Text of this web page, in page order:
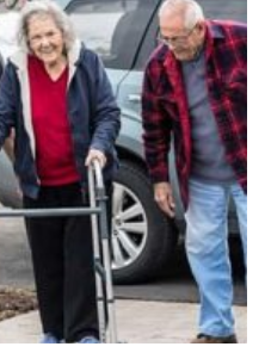
Statistik
För att vi ska
kunna
förbättra
hemsidans
funktionalitet
och
uppbyggnad,
baserat på
hur hemsidan
används.